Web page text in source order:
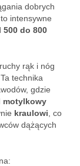
dobrych
intensywne
500 do 800
rąk i nóg
technika
gdzie
motylkowy
kraulowi , co
dążących